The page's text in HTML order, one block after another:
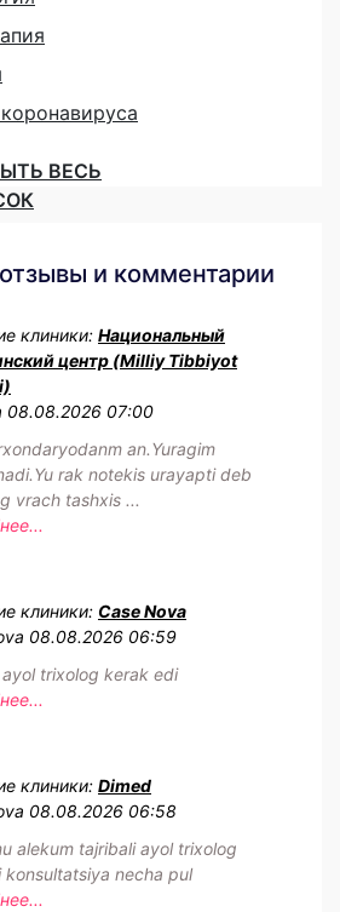
ВЕСЬ
и комментарии
клиники: Национальный
центр (Milliy Tibbiyot
08.08.2026 07:00
an.Yuragim
rak notekis urayapti deb
vrach tashxis ...
клиники: Case Nova
08.08.2026 06:59
ayol trixolog kerak edi
клиники: Dimed
08.08.2026 06:58
alekum tajribali ayol trixolog
konsultatsiya necha pul